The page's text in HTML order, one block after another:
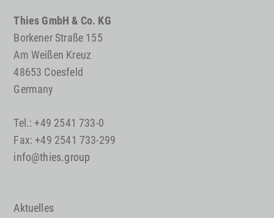
Thies GmbH & Co. KG
Borkener Straße 155
Am Weißen Kreuz
48653 Coesfeld
Germany
Tel.: +49 2541 733-0
Fax: +49 2541 733-299
info@thies.group
Aktuelles